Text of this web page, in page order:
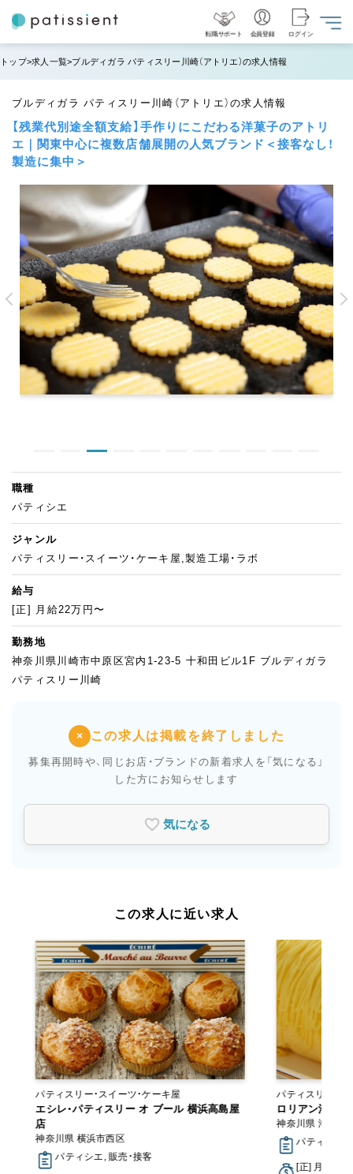
転職サポート 会員登録 ログイン
トップ 求人一覧 ブルディガラ パティスリー川崎（アトリエ）の求人情報
ブルディガラ パティスリー川崎（アトリエ）の求人情報
【残業代別途全額支給】手作りにこだわる洋菓子のアトリ
エ｜関東中心に複数店舗展開の人気ブランド＜接客なし！
製造に集中＞
職種
パティシエ
ジャンル
パティスリー・スイーツ・ケーキ屋,製造工場・ラボ
給与
[正] 月給22万円〜
勤務地
神奈川県川崎市中原区宮内1-23-5 十和田ビル1F ブルディガラ
パティスリー川崎
× この求人は掲載を終了しました
募集再開時や、同じお店・ブランドの新着求人を 「気になる」
した方にお知らせします
気になる
この求人に近い求人
パティスリー・スイーツ・ケーキ屋
エシレ・パティスリー オ ブール 横浜高島屋
店
神奈川県 横浜市西区
パティシエ, 販売・接客
パティスリー・ス
ロリアン洋菓子
神奈川県 海老名
パティシエ,
[正] 月給23